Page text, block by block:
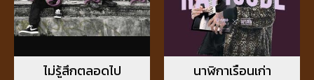
ไม่รู้สึกตลอดไป นาฬิกาเรือนเก่า